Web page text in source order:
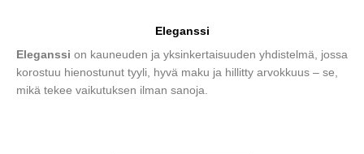
Eleganssi
Eleganssi on kauneuden ja yksinkertaisuuden yhdistelmä, jossa
korostuu hienostunut tyyli, hyvä maku ja hillitty arvokkuus – se,
mikä tekee vaikutuksen ilman sanoja.